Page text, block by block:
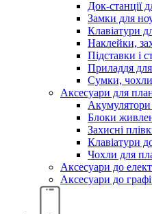
Док-станції
Замки для
Клавіатури
Наклейки,
Підставки і
Приладдя
Сумки, чохли
Аксесуари для
Акумулятори
Блоки
Захисні
Клавіатури
Чохли для
Аксесуари до
Аксесуари дo